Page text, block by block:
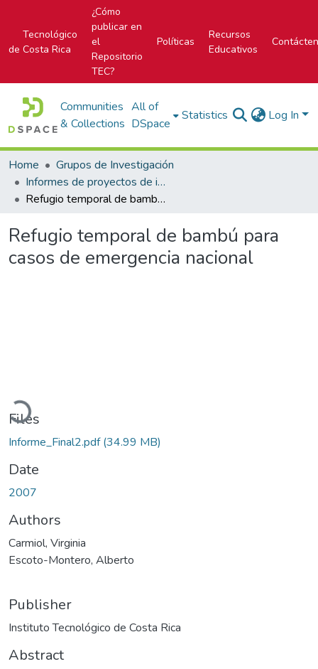
Tecnológico
de Costa Rica
¿Cómo
publicar en
el
Repositorio
TEC?
Políticas
Recursos
Educativos
Communities
& Collections
All of
DSpace
Statistics Log In
Home
Grupos de Investigación
Informes de proyectos de investigación
Refugio temporal de bambú para casos de emergencia nacional
Refugio temporal de bambú para
casos de emergencia nacional
Files
Informe_Final2.pdf(34.99 MB)
Date
2007
Authors
Carmiol, Virginia
Escoto-Montero, Alberto
Publisher
Instituto Tecnológico de Costa Rica
Abstract